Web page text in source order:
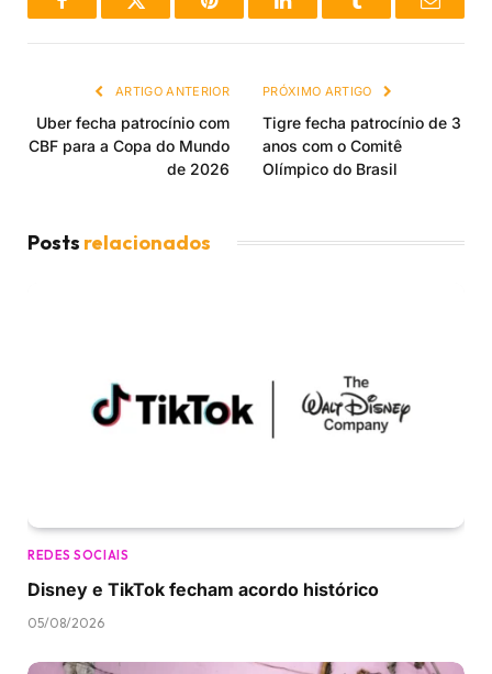
FacebookTwitter Pinterest LinkedInTumblr Email
ARTIGO ANTERIOR
Uber fecha patrocínio com
CBF para a Copa do Mundo
de 2026
PRÓXIMO ARTIGO
Tigre fecha patrocínio de 3
anos com o Comitê
Olímpico do Brasil
Posts relacionados
REDES SOCIAIS
Disney e TikTok fecham acordo histórico
05/08/2026